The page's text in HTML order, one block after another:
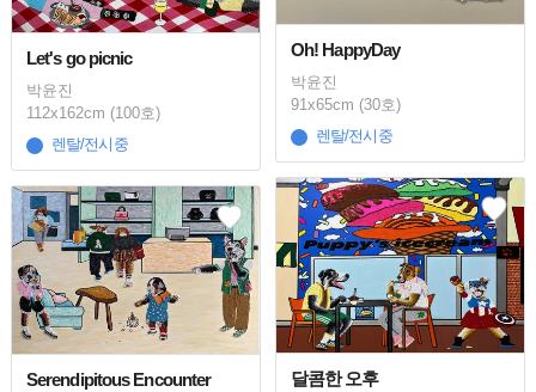
Oh! HappyDay
박윤진
91x65cm (30호)
렌탈/전시중
Let's go picnic
박윤진
112x162cm (100호)
렌탈/전시중
달콤한 오후
Serendipitous Encounter